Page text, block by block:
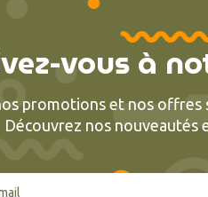
vous à
promotions et nos offres
Découvrez nos nouveautés